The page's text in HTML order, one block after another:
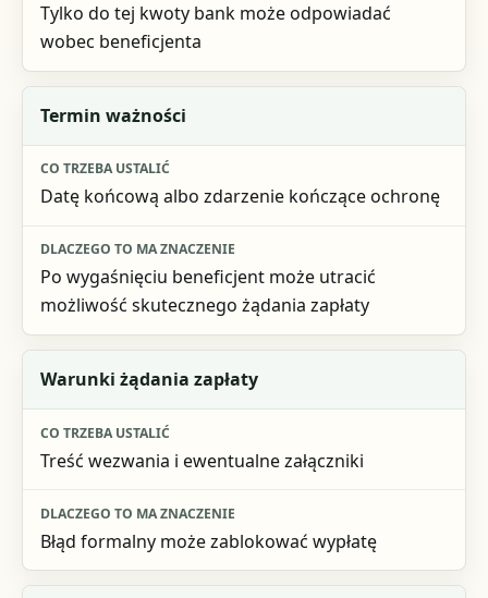
Tylko do tej kwoty bank może odpowiadać
wobec beneficjenta
Termin ważności
Datę końcową albo zdarzenie kończące ochronę
Po wygaśnięciu beneficjent może utracić
możliwość skutecznego żądania zapłaty
Warunki żądania zapłaty
Treść wezwania i ewentualne załączniki
Błąd formalny może zablokować wypłatę